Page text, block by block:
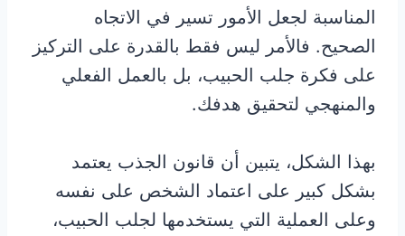
المناسبة لجعل الأمور تسير في الاتجاه
الصحيح. فالأمر ليس فقط بالقدرة على التركيز
على فكرة جلب الحبيب، بل بالعمل الفعلي
والمنهجي لتحقيق هدفك.
بهذا الشكل، يتبين أن قانون الجذب يعتمد
بشكل كبير على اعتماد الشخص على نفسه
وعلى العملية التي يستخدمها لجلب الحبيب،